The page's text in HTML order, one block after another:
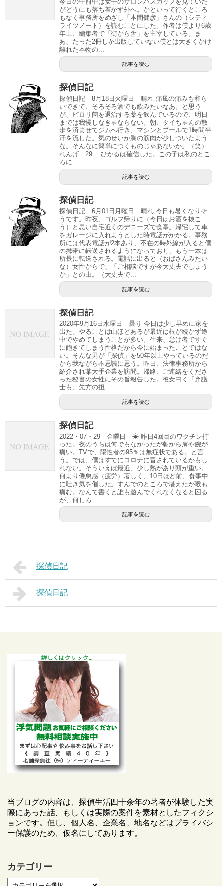
今日の午前中は女子のサロンパスカップを見ていた
がどうにも落ち着かず外へ。かといって行くところ
もなく事務所をめざし「本間健彦」さんの（シティ
ライツノート）を読むことにした。作者は僕より6歳
年上、編集者で「街から舎」を主宰している。ま
あ、たった2冊しか出版していない僕とは大きくかけ
離れた本物の...
記事を読む
探偵日記
探偵日記 8月18日火曜日 晴れ 痛風の痛みも和ら
いできて、そろそろ酒でも飲みたいなあ。と思う
が、ピロリ菌を退治する薬を飲んでいるので、明日
までは我慢しなきゃならない。朝、タイちゃんの散
歩を済ませてジムへ行き、マシンとプールで1時間半
汗を流した。気のせいか胸の筋肉が少しついたよう
な。そんなに簡単につくものじゃあないか。（笑）
れんげ 29 ひかるは確信した。この子は私のとこ
ろに...
記事を読む
探偵日記
探偵日記 6月01日月曜日 晴れ 今日も暑くなりそ
うです。昨夜、ゴルフ帰りに（今日はお酒を抜こ
う）と思い自宅近くのデニーズで食事。帰宅して車
をガレージに入れようとした時電話がかかる。事務
所には代表電話が2本あり、不在の時外線が入ると僕
の携帯に転送されるようになっており、もう一本は
所長に転送される。電話に出ると（おばさんみたい
な）女性からで、「ご相談ですが今大丈夫でしょう
か」との由。（大丈夫で...
記事を読む
探偵日記
2020年9月16日水曜日 曇り 今日は少し早めに家を
出た。やることは山ほどあるが最近は根が続かず途
中でやめてしまうことが多い。生来、怠け者ですぐ
に飽きてしまう性格だから今に始まったことではな
い。そんな男が「探偵」を50年以上やっているのだ
から我ながら不思議に思う。昨日、法律事務所から
紹介され某大手企業を訪問。帰路、ご連絡をくださ
った秘書の女性にその旨報告した。彼女曰く「弁護
士も、先方の担...
記事を読む
探偵日記
2022・07・29 金曜日 ☀ 昨日4回目のワクチン打
った。夜のうちは何でもなかったが朝から肩や腕が
痛い。TVで、陽性者の95％は無症状である。と言
う。では、僕はすでにコロナに冒されているかもし
れない。そういえば最近、少し熱があり頭が重い。
何より倦怠感（疲労）著しく、10日ほど前、食事中
に吐き気を催した。すんでのところで堪えたが喉も
痛む。なんて書くと誰も遊んでくれなくなると困る
が、何しろ...
記事を読む
探偵日記
探偵日記
当ブログの内容は、探偵生活四十余年の著者が体験した実
際にあった話、もしくは実際の案件を素材としたフィクシ
ョンです。但し、個人名、企業名、地名などはプライバシ
ー保護のため、仮名にしてあります。
カテゴリー